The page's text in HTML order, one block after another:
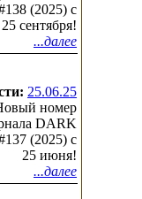
(2025) c
25 сентября!
...далее
25.06.25
номер
DARK
(2025) c
25 июня!
...далее